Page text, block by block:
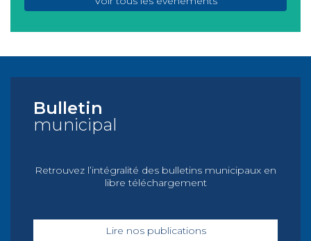
Bulletin
municipal
Retrouvez l’intégralité des bulletins municipaux en
libre téléchargement
Lire nos publications